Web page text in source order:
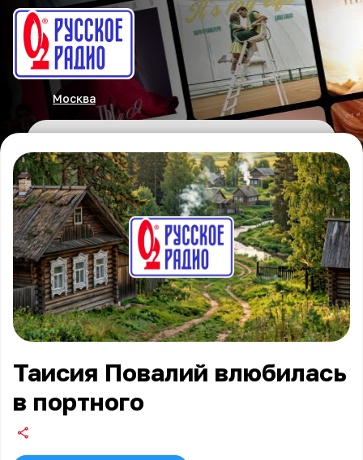
Москва
Таисия Повалий влюбилась
в портного